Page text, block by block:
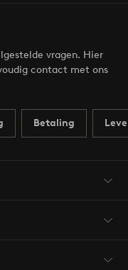
vragen. Hier
contact met ons
Betaling